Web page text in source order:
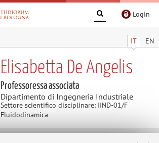
Login
IT EN
Elisabetta De Angelis
Professoressa associata
Dipartimento di Ingegneria Industriale
Settore scientifico disciplinare: IIND-01/F
Fluidodinamica